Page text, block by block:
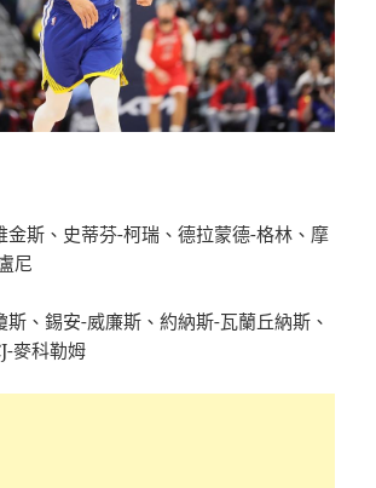
金斯、史蒂芬-柯瑞、德拉蒙德-格林、摩
尼
斯、錫安-威廉斯、約納斯-瓦蘭丘納斯、
麥科勒姆